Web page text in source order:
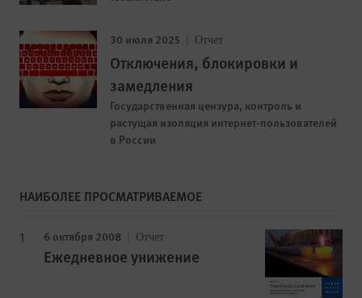
30 июля 2025 Отчет
Отключения, блокировки и
замедления
Государственная цензура, контроль и
растущая изоляция интернет-пользователей
в России
НАИБОЛЕЕ ПРОСМАТРИВАЕМОЕ
6 октября 2008 Отчет
Ежедневное унижение